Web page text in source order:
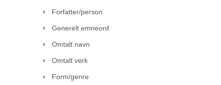
Forfatter/person
Generelt emneord
Omtalt navn
Omtalt verk
Form/genre